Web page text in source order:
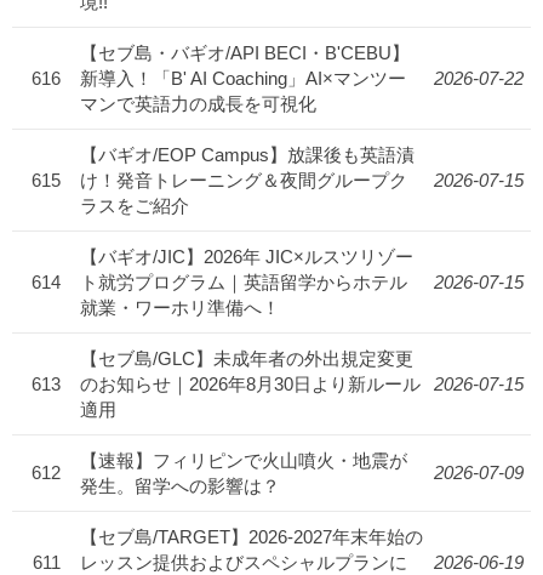
616
【セブ島・バギオ/API BECI・B'CEBU】
新導入！「B' AI Coaching」AI×マンツー
マンで英語力の成長を可視化
2026-07-22
615
【バギオ/EOP Campus】放課後も英語漬
け！発音トレーニング＆夜間グループク
ラスをご紹介
2026-07-15
614
【バギオ/JIC】2026年 JIC×ルスツリゾー
ト就労プログラム｜英語留学からホテル
就業・ワーホリ準備へ！
2026-07-15
613
【セブ島/GLC】未成年者の外出規定変更
のお知らせ｜2026年8月30日より新ルール
適用
2026-07-15
612
【速報】フィリピンで火山噴火・地震が
発生。留学への影響は？
2026-07-09
611
【セブ島/TARGET】2026-2027年末年始の
レッスン提供およびスペシャルプランに
2026-06-19